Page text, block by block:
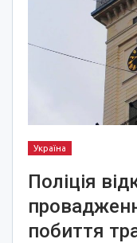
Україна
Поліція
побиття